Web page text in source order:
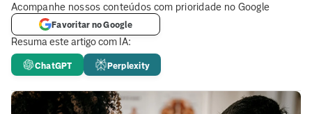
Resuma este artigo com IA:
ChatGPT Perplexity
Acompanhe nossos conteúdos com prioridade no Google
Favoritar no Google